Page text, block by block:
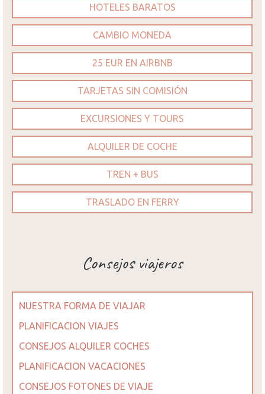
HOTELES BARATOS
CAMBIO MONEDA
25 EUR EN AIRBNB
TARJETAS SIN COMISIÓN
EXCURSIONES Y TOURS
ALQUILER DE COCHE
TREN + BUS
TRASLADO EN FERRY
Consejos viajeros
NUESTRA FORMA DE VIAJAR
PLANIFICACION VIAJES
CONSEJOS ALQUILER COCHES
PLANIFICACION VACACIONES
CONSEJOS FOTONES DE VIAJE